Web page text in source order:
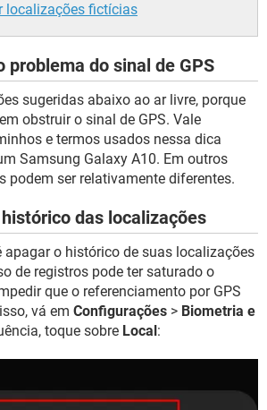
localizações fictícias
problema do sinal de GPS
sugeridas abaixo ao ar livre, porque
obstruir o sinal de GPS. Vale
e termos usados nessa dica
Samsung Galaxy A10. Em outros
podem ser relativamente diferentes.
das localizações
apagar o histórico de suas localizações
de registros pode ter saturado o
que o referenciamento por GPS
vá em Configurações > Biometria e
toque sobre Local: